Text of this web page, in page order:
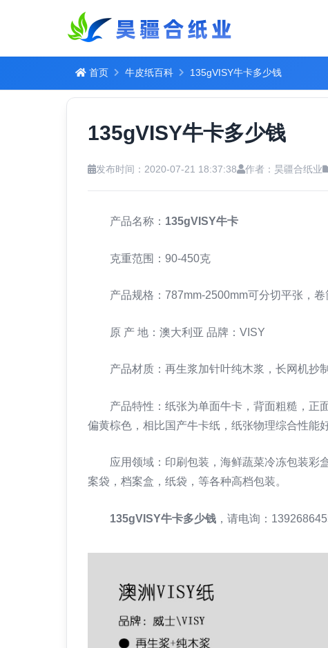
首页 牛皮纸百科 135gVISY牛卡多少钱
135gVISY牛卡多少钱
发布时间：2020-07-21 18:37:38 作者：昊疆合纸业
产品名称： 135gVISY牛卡
克重范围：90-450克
产品规格：787mm-2500mm可分切平张，卷
原 产 地：澳大利亚 品牌：VISY
产品材质：再生浆加针叶纯木浆，长网机抄制
产品特性：纸张为单面牛卡，背面粗糙，正
偏黄棕色，相比国产牛卡纸，纸张物理综合性能
应用领域：印刷包装，海鲜蔬菜冷冻包装彩
案袋，档案盒，纸袋，等各种高档包装。
135gVISY牛卡多少钱 ，请电询：